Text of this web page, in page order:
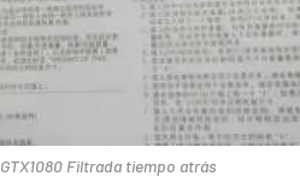
GTX1080 Filtrada tiempo atrás